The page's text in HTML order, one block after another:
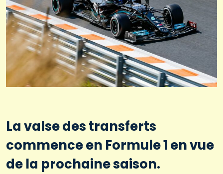
La valse des transferts
commence en Formule 1 en vue
de la prochaine saison.